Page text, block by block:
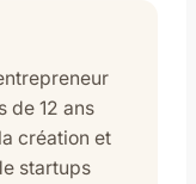
de 12 ans
création et
startups